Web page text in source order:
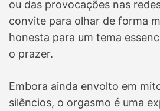
ou das provocações nas
convite para olhar de forma
honesta para um tema
o prazer.
Embora ainda envolto em
silêncios, o orgasmo é uma